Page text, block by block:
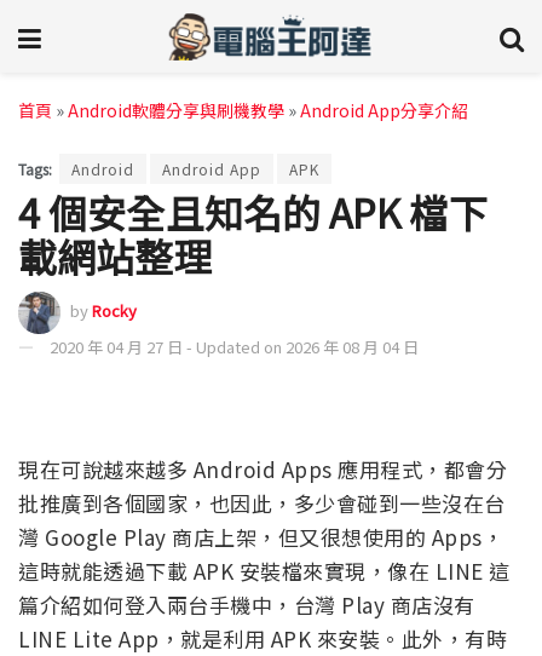
首頁 »Android軟體分享與刷機教學 »Android App分享介紹
Tags: Android Android App APK
4 個安全且知名的 APK 檔下
載網站整理
byRocky
2020 年 04 月 27 日 - Updated on 2026 年 08 月 04 日
現在可說越來越多 Android Apps 應用程式，都會分
批推廣到各個國家，也因此，多少會碰到一些沒在台
灣 Google Play 商店上架，但又很想使用的 Apps，
這時就能透過下載 APK 安裝檔來實現，像在 LINE 這
篇介紹如何登入兩台手機中，台灣 Play 商店沒有
LINE Lite App，就是利用 APK 來安裝。此外，有時